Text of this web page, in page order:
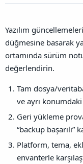
Yazılım
düğmesine basarak
ortamında sürüm
değerlendirin.
Tam dosya/
ve ayrı
Geri yükleme
“backup başarılı”
Platform, tema,
envanterle